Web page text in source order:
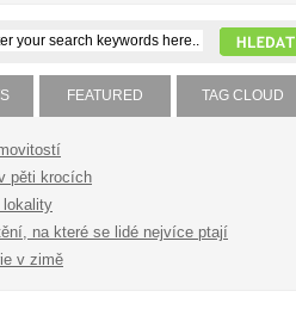
FEATURED TAG CLOUD
pěti krocích
lokality
na které se lidé nejvíce ptají
v zimě